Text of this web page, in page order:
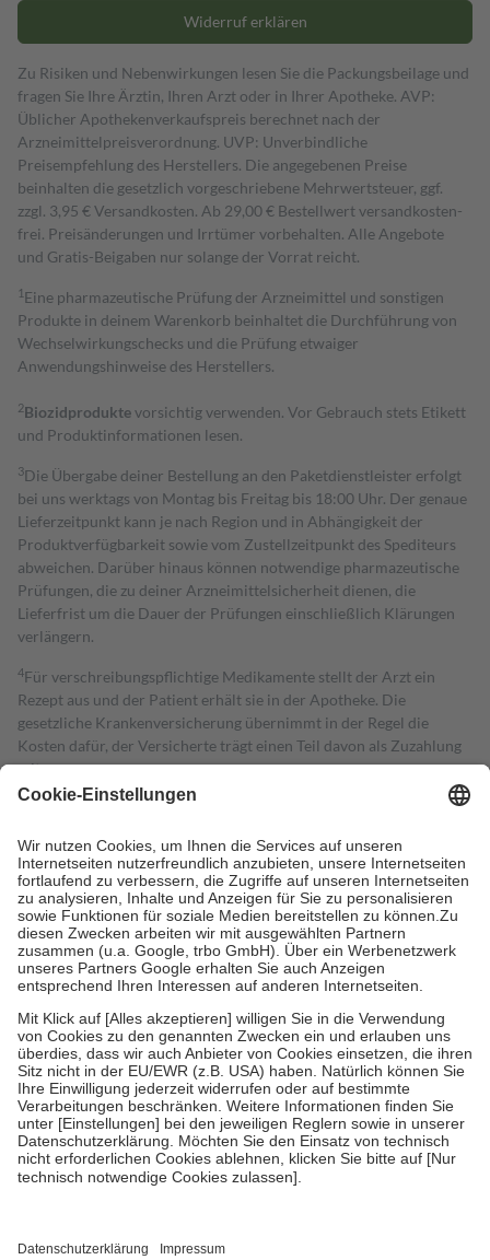
Widerruf erklären
Zu Risiken und Nebenwirkungen lesen Sie die Packungsbeilage und
fragen Sie Ihre Ärztin, Ihren Arzt oder in Ihrer Apotheke. AVP:
Üblicher Apothekenverkaufspreis berechnet nach der
Arzneimittelpreisverordnung. UVP: Unverbindliche
Preisempfehlung des Herstellers. Die angegebenen Preise
beinhalten die gesetzlich vorgeschriebene Mehrwertsteuer, ggf.
zzgl. 3,95 € Versandkosten. Ab 29,00 € Bestell­wert versand­kosten­
frei. Preisänderungen und Irrtümer vorbehalten. Alle Angebote
und Gratis-Beigaben nur solange der Vorrat reicht.
1 Eine pharmazeutische Prüfung der Arzneimittel und sonstigen
Produkte in deinem Warenkorb beinhaltet die Durchführung von
Wechselwirkungschecks und die Prüfung etwaiger
Anwendungshinweise des Herstellers.
2Biozidproduktevorsichtig verwenden. Vor Gebrauch stets Etikett
und Produktinformationen lesen.
3Die Übergabe deiner Bestellung an den Paketdienstleister erfolgt
bei uns werktags von Montag bis Freitag bis 18:00 Uhr. Der genaue
Lieferzeitpunkt kann je nach Region und in Abhängigkeit der
Produktverfügbarkeit sowie vom Zustellzeitpunkt des Spediteurs
abweichen. Darüber hinaus können notwendige pharmazeutische
Prüfungen, die zu deiner Arzneimittelsicherheit dienen, die
Lieferfrist um die Dauer der Prüfungen einschließlich Klärungen
verlängern.
4Für verschreibungspflichtige Medikamente stellt der Arzt ein
Rezept aus und der Patient erhält sie in der Apotheke. Die
gesetzliche Krankenversicherung übernimmt in der Regel die
Kosten dafür, der Versicherte trägt einen Teil davon als Zuzahlung
mit.
Grundsätzlich leisten Mitglieder Zuzahlungen in Höhe von zehn
höchstens zehn Euro.
Es sind jedoch nie mehr als die tatsächlichen
Kosten der Leistung zu entrichten.
Diese Regeln gelten grundsätzlich auch für Online-Apotheken.
Bei Heilmitteln und häuslicher Krankenpflege beträgt die
Zuzahlung zehn Prozent der Kosten sowie zehn Euro je
Verordnung.
Um das Engagement der Versicherten für ihre eigene Gesundheit zu
stärken und die besondere Stellung der Familie zu unterstützen,
fallenkeine Zuzahlungenan bei:
• Kindern und Jugendlichen bis zum vollendeten 18. Lebensjahr
mit Ausnahme der Fahrkosten
• Untersuchungen zur Vorsorge und Früherkennung, die von der
GKV getragen werden
• empfohlenen Schutzimpfungen
• Harn- und Blutteststreifen
getroffen, um sicherzustellen, dass es sich um echte Bewertungen